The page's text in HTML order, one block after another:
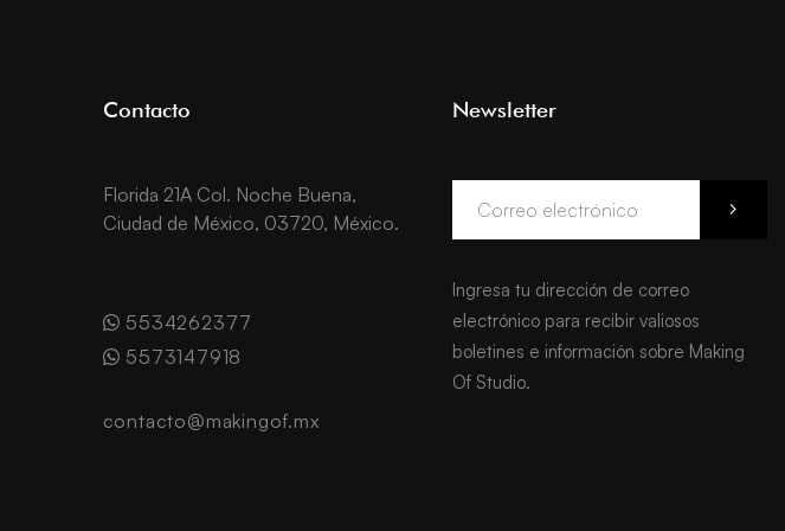
Contacto
Florida 21A Col. Noche Buena,
Ciudad de México, 03720, México.
5534262377
5573147918
contacto@makingof.mx
Newsletter
Ingresa tu dirección de correo
electrónico para recibir valiosos
boletines e información sobre Making
Of Studio.